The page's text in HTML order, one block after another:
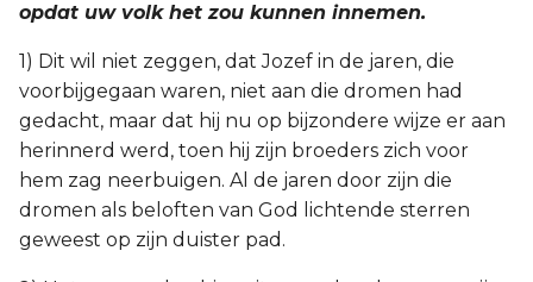
opdat uw volk het zou kunnen innemen.
1) Dit wil niet zeggen, dat Jozef in de jaren, die
voorbijgegaan waren, niet aan die dromen had
gedacht, maar dat hij nu op bijzondere wijze er aan
herinnerd werd, toen hij zijn broeders zich voor
hem zag neerbuigen. Al de jaren door zijn die
dromen als beloften van God lichtende sterren
geweest op zijn duister pad.